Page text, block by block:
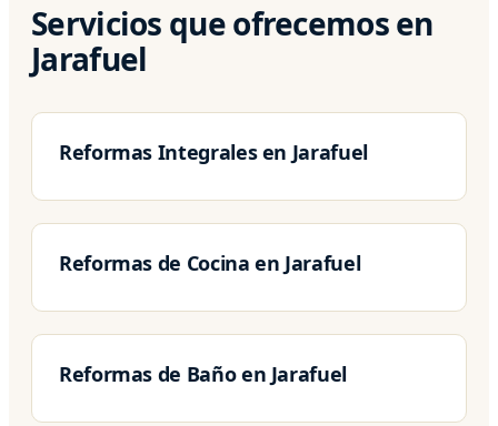
Servicios que ofrecemos en
Jarafuel
Reformas Integrales en Jarafuel
Reformas de Cocina en Jarafuel
Reformas de Baño en Jarafuel